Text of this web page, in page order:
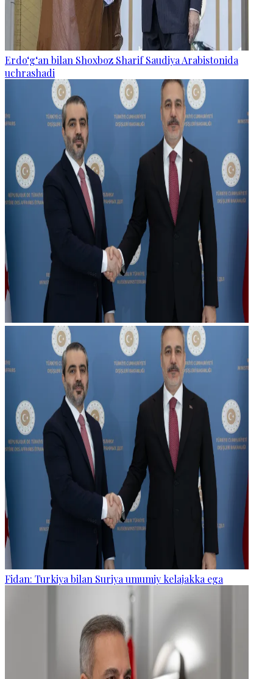
Erdo‘g‘an bilan Shoxboz Sharif Saudiya Arabistonida
uchrashadi
Fidan: Turkiya bilan Suriya umumiy kelajakka ega